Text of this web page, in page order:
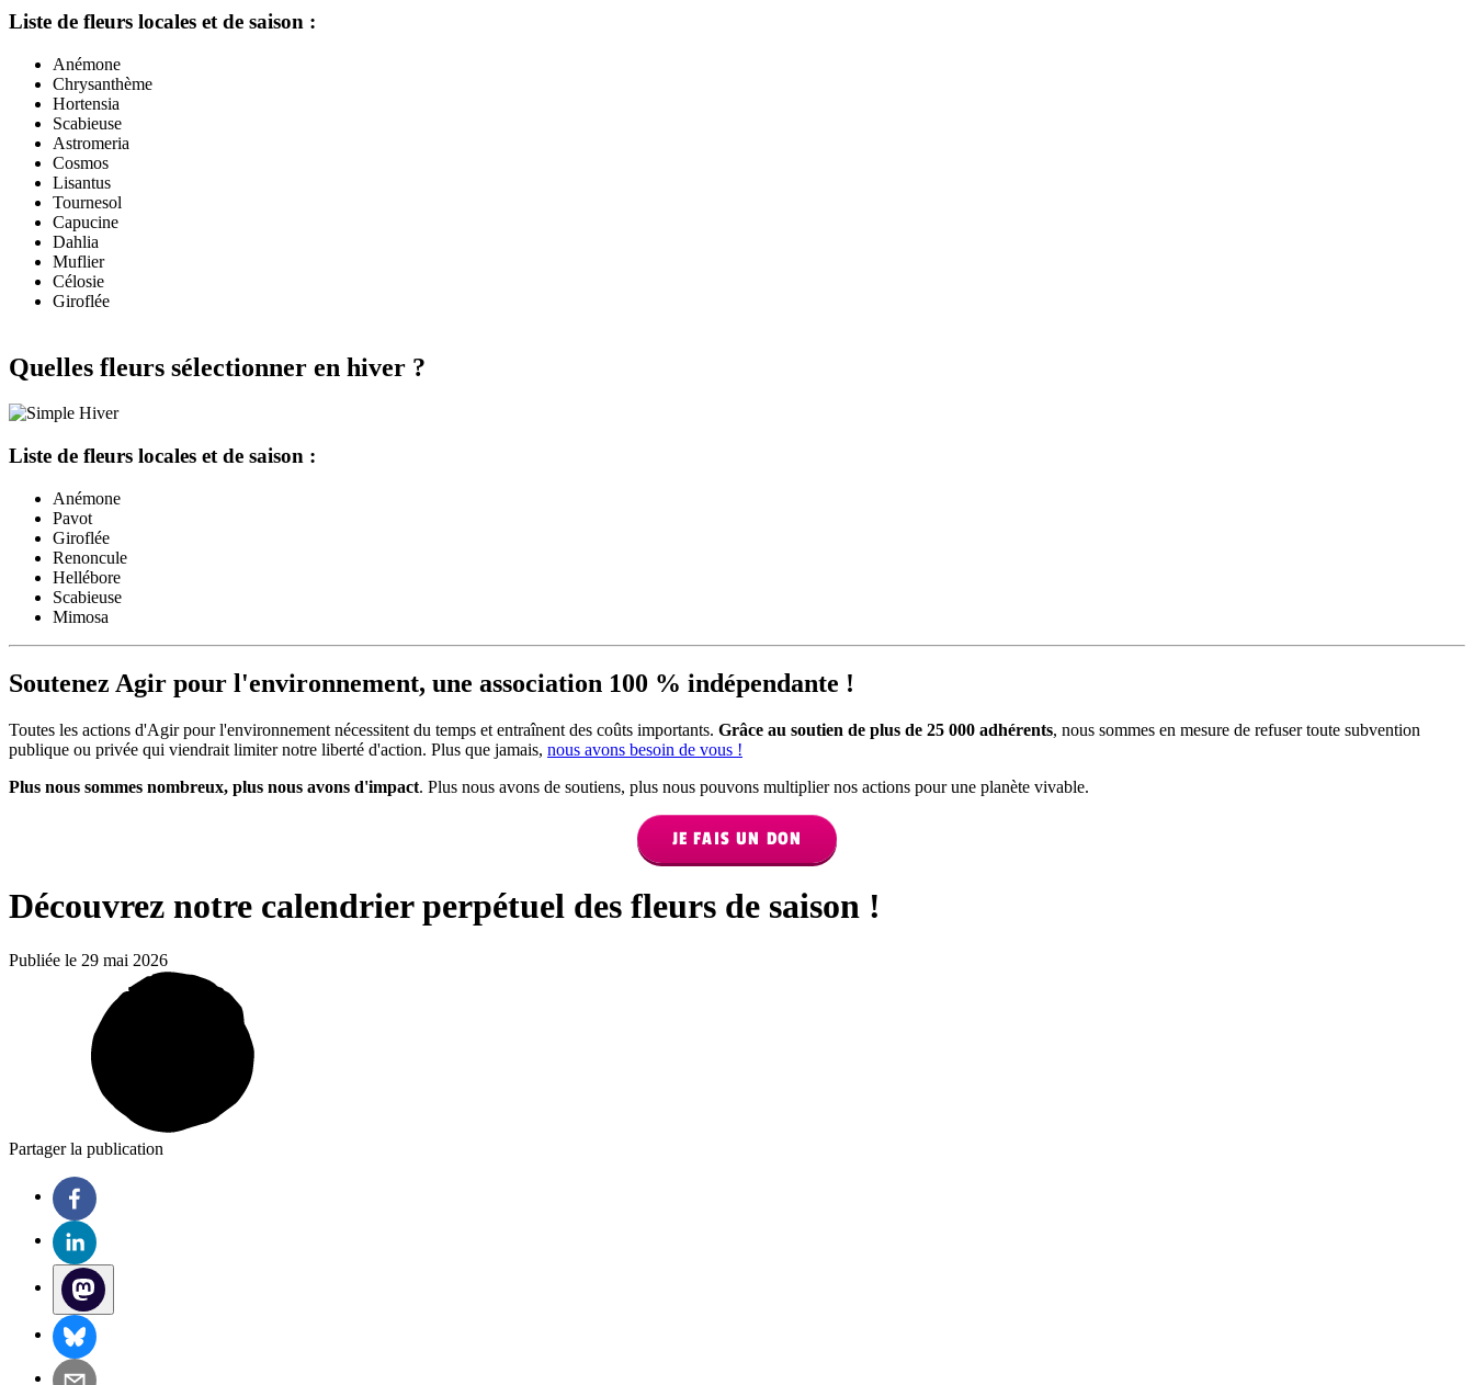
Liste de fleurs locales et de saison :
Anémone
Chrysanthème
Hortensia
Scabieuse
Astromeria
Cosmos
Lisantus
Tournesol
Capucine
Dahlia
Muflier
Célosie
Giroflée
Quelles fleurs sélectionner en hiver ?
Liste de fleurs locales et de saison :
Anémone
Pavot
Giroflée
Renoncule
Hellébore
Scabieuse
Mimosa
Soutenez Agir pour l'environnement, une association 100 % indépendante !
Toutes les actions d'Agir pour l'environnement nécessitent du temps et entraînent des coûts importants. Grâce au soutien de plus de 25 000 adhérents, nous sommes en mesure de refuser toute subvention
publique ou privée qui viendrait limiter notre liberté d'action. Plus que jamais, nous avons besoin de vous !
Plus nous sommes nombreux, plus nous avons d'impact. Plus nous avons de soutiens, plus nous pouvons multiplier nos actions pour une planète vivable.
JE FAIS UN DON
Découvrez notre calendrier perpétuel des fleurs de saison !
Publiée le 29 mai 2026
Partager la publication